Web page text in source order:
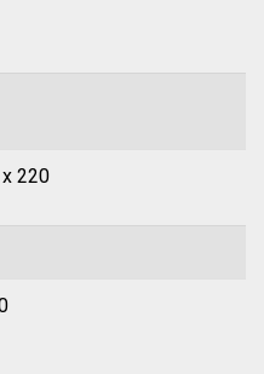
220